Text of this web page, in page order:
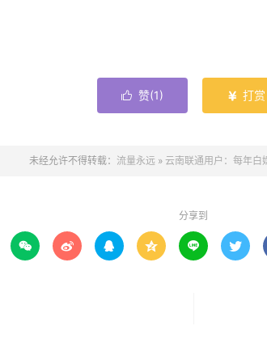
 赞(1)  打赏
未经允许不得转载： 流量永远 » 云南联通用户：每年
分享到
     